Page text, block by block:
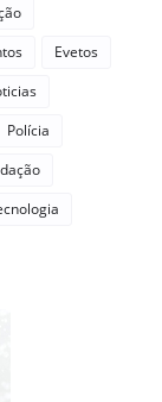
Evetos
Polícia